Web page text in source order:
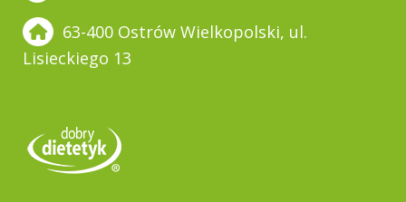
63-400 Ostrów Wielkopolski, ul.
Lisieckiego 13